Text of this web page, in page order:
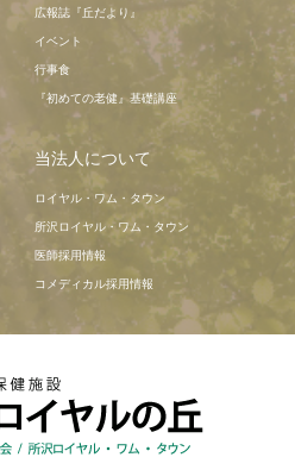
広報誌『丘だより』
イベント
行事食
『初めての老健』基礎講座
当法人について
ロイヤル・ワム・タウン
所沢ロイヤル・ワム・タウン
医師採用情報
コメディカル採用情報